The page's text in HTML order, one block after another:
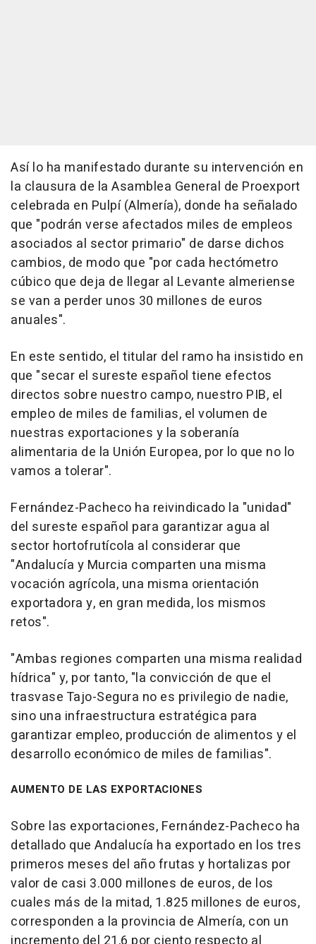
Así lo ha manifestado durante su intervención en
la clausura de la Asamblea General de Proexport
celebrada en Pulpí (Almería), donde ha señalado
que "podrán verse afectados miles de empleos
asociados al sector primario" de darse dichos
cambios, de modo que "por cada hectómetro
cúbico que deja de llegar al Levante almeriense
se van a perder unos 30 millones de euros
anuales".
En este sentido, el titular del ramo ha insistido en
que "secar el sureste español tiene efectos
directos sobre nuestro campo, nuestro PIB, el
empleo de miles de familias, el volumen de
nuestras exportaciones y la soberanía
alimentaria de la Unión Europea, por lo que no lo
vamos a tolerar".
Fernández-Pacheco ha reivindicado la "unidad"
del sureste español para garantizar agua al
sector hortofrutícola al considerar que
"Andalucía y Murcia comparten una misma
vocación agrícola, una misma orientación
exportadora y, en gran medida, los mismos
retos".
"Ambas regiones comparten una misma realidad
hídrica" y, por tanto, "la convicción de que el
trasvase Tajo-Segura no es privilegio de nadie,
sino una infraestructura estratégica para
garantizar empleo, producción de alimentos y el
desarrollo económico de miles de familias".
AUMENTO DE LAS EXPORTACIONES
Sobre las exportaciones, Fernández-Pacheco ha
detallado que Andalucía ha exportado en los tres
primeros meses del año frutas y hortalizas por
valor de casi 3.000 millones de euros, de los
cuales más de la mitad, 1.825 millones de euros,
corresponden a la provincia de Almería, con un